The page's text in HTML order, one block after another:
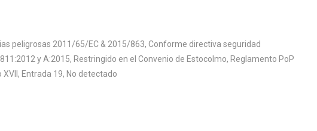
peligrosas 2011/65/EC & 2015/863, Conforme directiva seguridad
y A:2015, Restringido en el Convenio de Estocolmo, Reglamento PoP
Entrada 19, No detectado